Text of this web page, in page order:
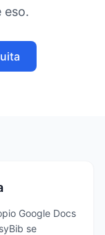
eso.
Google Docs
se